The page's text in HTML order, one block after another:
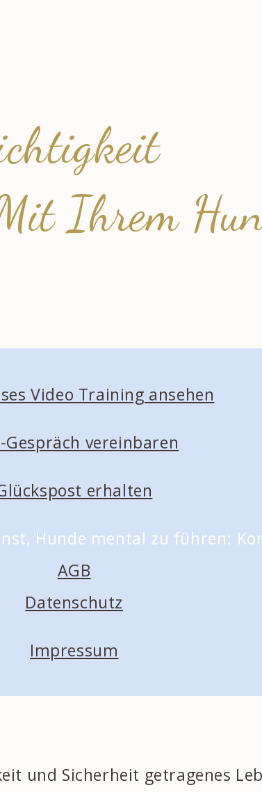
Ihrem
Video Training ansehen
Gespräch vereinbaren
erhalten
AGB
Datenschutz
Impressum
und Sicherheit getragenes